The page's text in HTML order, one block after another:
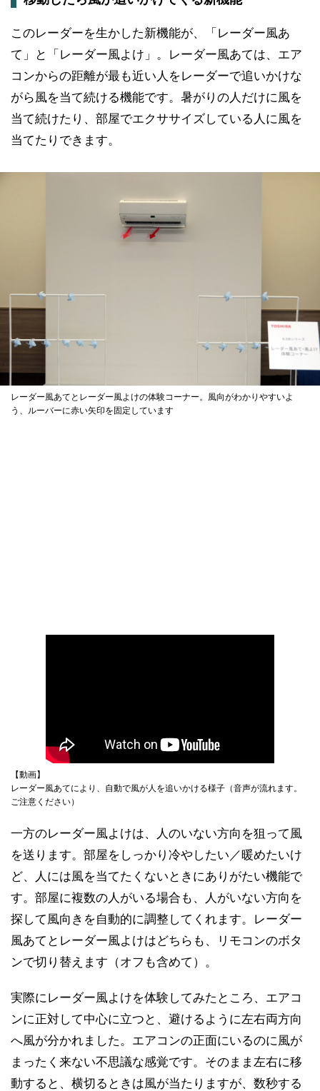
このレーダーを生かした新機能が、「レーダー風あ
て」と「レーダー風よけ」。レーダー風あては、エア
コンからの距離が最も近い人をレーダーで追いかけな
がら風を当て続ける機能です。暑がりの人だけに風を
当て続けたり、部屋でエクササイズしている人に風を
当てたりできます。
レーダー風あてとレーダー風よけの体験コーナー。風向がわかりやすいよ
う、ルーバーに赤い矢印を固定しています
【動画】
レーダー風あてにより、自動で風が人を追いかける様子（音声が流れます。
ご注意ください）
一方のレーダー風よけは、人のいない方向を狙って風
を送ります。部屋をしっかり冷やしたい／暖めたいけ
ど、人には風を当てたくないときにありがたい機能で
す。部屋に複数の人がいる場合も、人がいない方向を
探して風向きを自動的に調整してくれます。レーダー
風あてとレーダー風よけはどちらも、リモコンのボタ
ンで切り替えます（オフも含めて）。
実際にレーダー風よけを体験してみたところ、エアコ
ンに正対して中心に立つと、避けるように左右両方向
へ風が分かれました。エアコンの正面にいるのに風が
まったく来ない不思議な感覚です。そのまま左右に移
動すると、横切るときは風が当たりますが、数秒する